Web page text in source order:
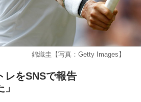
錦織圭【写真：Getty Images】
レをSNSで報告